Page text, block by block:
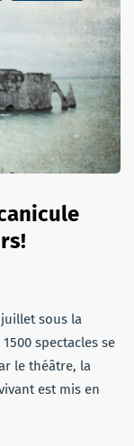
juillet sous la
spectacles se
le théâtre, la
est mis en